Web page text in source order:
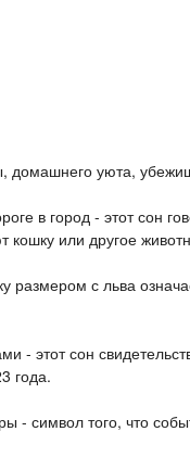
домашнего уюта,
в город - этот сон
или другое
с льва
- этот сон
года.
- символ того, что